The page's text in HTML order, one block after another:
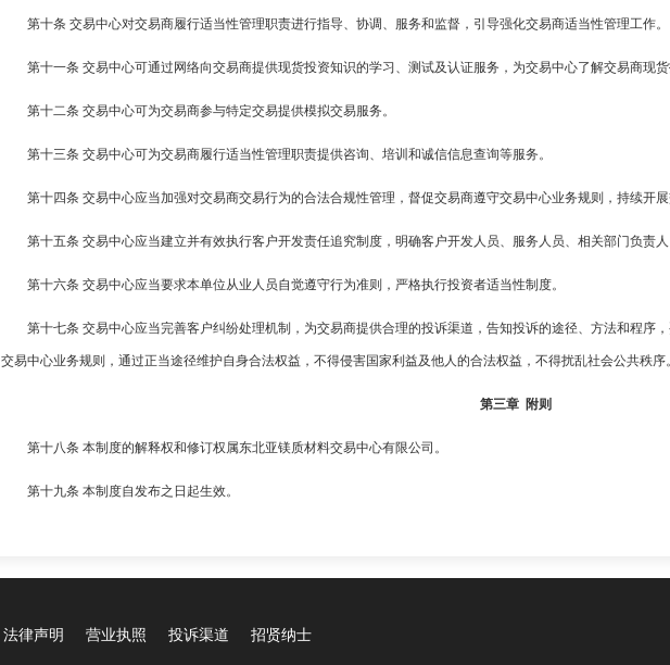
第十条 交易中心对交易商履行适当性管理职责进行指导、协调、服务和监督，引导强化交易商适当性管理工作。
第十一条 交易中心可通过网络向交易商提供现货投资知识的学习、测试及认证服务，为交易中心了解交易商现货
第十二条 交易中心可为交易商参与特定交易提供模拟交易服务。
第十三条 交易中心可为交易商履行适当性管理职责提供咨询、培训和诚信信息查询等服务。
第十四条 交易中心应当加强对交易商交易行为的合法合规性管理，督促交易商遵守交易中心业务规则，持续开展
第十五条 交易中心应当建立并有效执行客户开发责任追究制度，明确客户开发人员、服务人员、相关部门负责
第十六条 交易中心应当要求本单位从业人员自觉遵守行为准则，严格执行投资者适当性制度。
第十七条 交易中心应当完善客户纠纷处理机制，为交易商提供合理的投诉渠道，告知投诉的途径、方法和程序
交易中心业务规则，通过正当途径维护自身合法权益，不得侵害国家利益及他人的合法权益，不得扰乱社会公共秩序。
第三章 附则
第十八条 本制度的解释权和修订权属东北亚镁质材料交易中心有限公司。
第十九条 本制度自发布之日起生效。
法律声明 营业执照 投诉渠道 招贤纳士